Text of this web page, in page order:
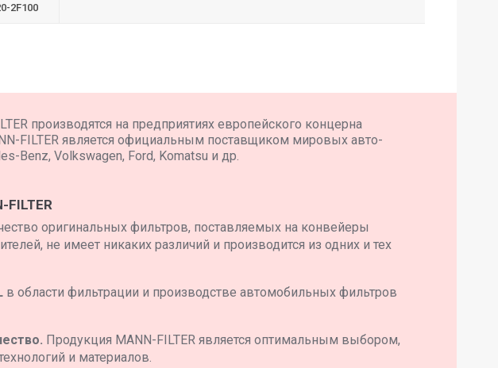
2F100
производятся на предприятиях европейского концерна
FILTER является официальным поставщиком мировых авто-
Benz, Volkswagen, Ford, Komatsu и др.
оригинальных фильтров, поставляемых на конвейеры
не имеет никаких различий и производится из одних и тех
в области фильтрации и производстве автомобильных фильтров
Продукция MANN-FILTER является оптимальным выбором,
и материалов.